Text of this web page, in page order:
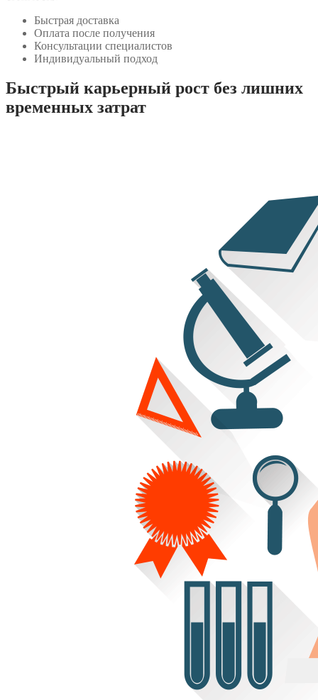
Быстрая доставка
Оплата после получения
Консультации специалистов
Индивидуальный подход
Быстрый карьерный рост без лишних
временных затрат